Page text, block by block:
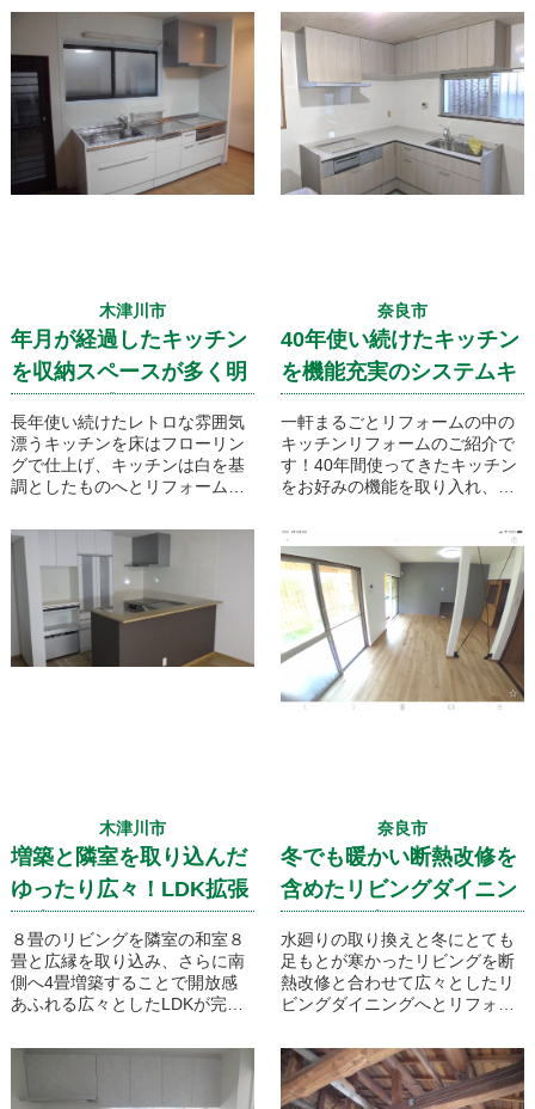
お客様から、私たちが日々よく
お伺いするお悩みです。
こうしたお悩みに対し、アスマ
イルリフォームがどのように向
き合い、どのように解決したの
ぜひ、施工事例を通してご覧く
ご紹介いたします。
り替えとシンクの足元部分の傷
んだ床の修繕も合わせて行う事
で新しいキッチン空間へと生ま
れ変わりました！
木津川市
年月が経過したキッチン
を収納スペースが多く明
グキッチンへとリフォー
ム
長年使い続けたレトロな雰囲気
漂うキッチンを床はフローリン
グで仕上げ、キッチンは白を基
調としたものへとリフォームし
えず、収納スペースを多く設
け、収納力がとても高いダイニ
ングキッチンになりました。
奈良市
40年使い続けたキッチン
を機能充実のシステムキ
一軒まるごとリフォームの中の
キッチンリフォームのご紹介で
す！40年間使ってきたキッチン
をお好みの機能を取り入れ、使
ンへとリフォームいたします。
使い慣れたL型の形状はそのま
まにレンジフードやIHヒーター
などお掃除のしやすさも取り入
れています！
木津川市
増築と隣室を取り込んだ
ゆったり広々！LDK拡張
８畳のリビングを隣室の和室８
畳と広縁を取り込み、さらに南
側へ4畳増築することで開放感
あふれる広々としたLDKが完成
もと別のお部屋に配置されてい
ましたが今回、床下に新たな配
管を設置しリビングダイニング
奈良市
冬でも暖かい断熱改修を
含めたリビングダイニン
水廻りの取り換えと冬にとても
足もとが寒かったリビングを断
熱改修と合わせて広々としたリ
ビングダイニングへとリフォー
撤去することができなかった柱
はそのまま残し、リビングの解
放感を演出するため壁を撤去し